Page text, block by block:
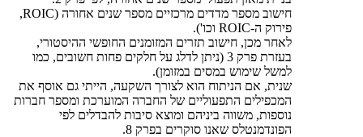
חישוב מספר מדדים מרכזיים מספר שנים אחורה (ROIC,
פירוק ה-ROIC וכו').
לאחר מכן, חישוב תזרים המזומנים החופשי ההיסטורי,
בעזרת פרק 3 (ניתן לדלג על חלקים פחות חשובים, כמו
למשל שימוש במסים במזומן).
שנית, אם הניתוח הוא לצורך השקעה, הייתי גם אוסף את
המכפילים התפעוליים של החברה המוערכת ומספר חברות
נוספות, משווה ביניהם ומוצא סיבות להבדלים לפי
הפונדמנטלס שאנו סוקרים בפרק 8.